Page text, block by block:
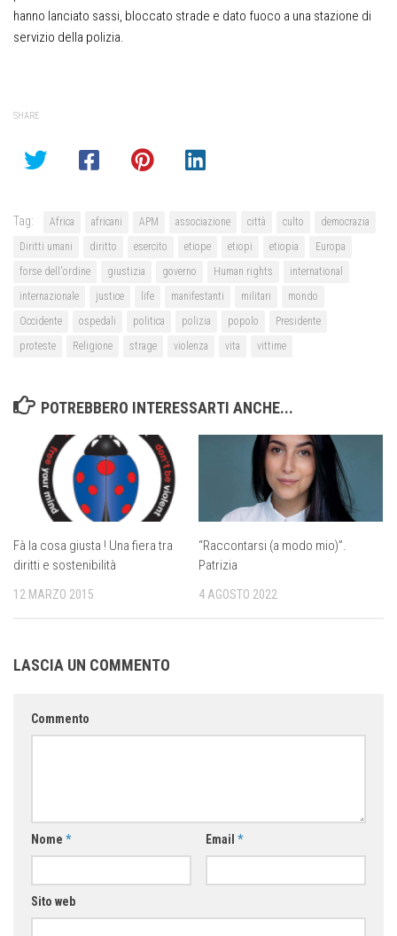
hanno lanciato sassi, bloccato strade e dato fuoco a una stazione di
servizio della polizia.
SHARE
Tag: Africa africani APM associazione città culto
democrazia
Diritti umani
diritto esercito etiope etiopi etiopia
Europa
forse dell'ordine
giustizia governo Human rights
international
internazionale
justice life manifestanti militari
mondo
Occidente
ospedali politica polizia popolo
Presidente
proteste
Religione strage violenza vita vittime
POTREBBERO INTERESSARTI ANCHE...
Fà la cosa giusta ! Una fiera tra
diritti e sostenibilità
12 MARZO 2015
“Raccontarsi (a modo mio)”.
Patrizia
4 AGOSTO 2022
LASCIA UN COMMENTO
Commento
Nome * Email *
Sito web